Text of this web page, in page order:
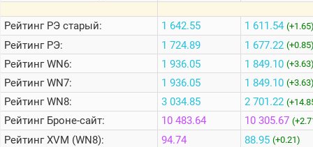
Информация
Онлайн
Цветовая
шкала
Теlegram
ВК
РейтингРЭ старый:
РейтингРЭ:
РейтингWN6:
РейтингWN7:
РейтингWN8:
РейтингБроне-сайт:
РейтингXVM (WN8):
1 642.55
1 724.89
1 936.05
1 936.05
3 034.85
10 483.64
94.74
1 611.54
1 677.22
1 849.10
1 849.10
2 701.22
10 305.67
88.95 (+0.21)